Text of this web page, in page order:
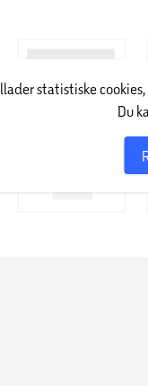
statistiske
Du